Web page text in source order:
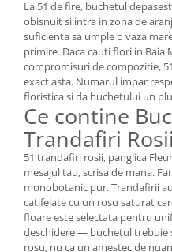
La 51 de fire, buchetul
obisnuit si intra in zona de
suficienta sa umple o vaza
primire. Daca cauti flori in Baia
compromisuri de compozitie,
exact asta. Numarul impar
floristica si da buchetului un
Ce contine
Trandafiri
51 trandafiri rosii, panglica
mesajul tau, scrisa de mana.
monobotanic pur. Trandafirii
catifelate cu un rosu saturat
floare este selectata pentru
deschidere — buchetul trebuie
rosu, nu ca un amestec de